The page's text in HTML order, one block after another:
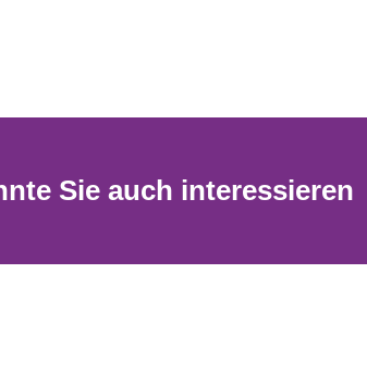
Sie auch interessieren